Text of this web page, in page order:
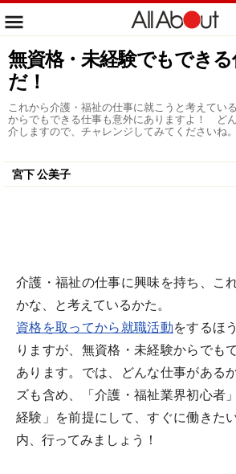
無資格・未経験でもでき
だ！
これから介護・福祉の仕事に就こうと考えてい
からでもできる仕事も意外にありますよ！ ど
介しますので、チャレンジしてみてくださいね。
宮下 公美子
介護・福祉の仕事に興味を持ち、こ
かな、と考えているかた。
資格を取ってから就職活動をするほ
りますが、無資格・未経験からでも
あります。では、どんな仕事がある
ズも含め、「介護・福祉業界初心者
経験」を前提にして、すぐに働きた
内、行ってみましょう！